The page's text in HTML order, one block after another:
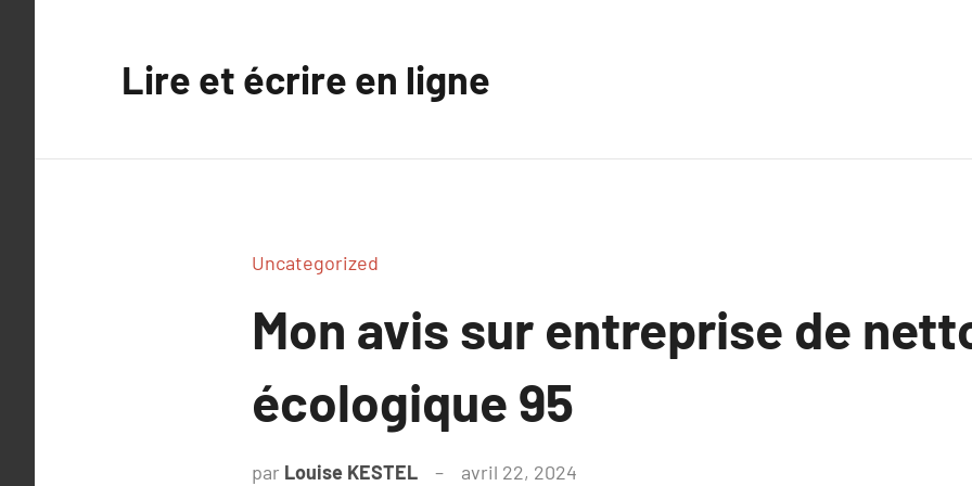
Lire et écrire en ligne
Uncategorized
Mon avis sur entreprise de
écologique 95
par Louise KESTEL avril 22, 2024